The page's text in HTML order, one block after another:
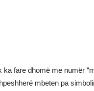
ka fare dhomë me numër
mbeten pa